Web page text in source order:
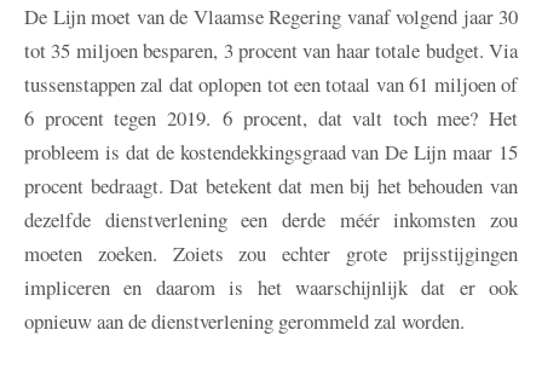
De Lijn moet van de Vlaamse Regering vanaf volgend jaar 30
tot 35 miljoen besparen, 3 procent van haar totale budget. Via
tussenstappen zal dat oplopen tot een totaal van 61 miljoen of
6 procent tegen 2019. 6 procent, dat valt toch mee? Het
probleem is dat de kostendekkingsgraad van De Lijn maar 15
procent bedraagt. Dat betekent dat men bij het behouden van
dezelfde dienstverlening een derde méér inkomsten zou
moeten zoeken. Zoiets zou echter grote prijsstijgingen
impliceren en daarom is het waarschijnlijk dat er ook
opnieuw aan de dienstverlening gerommeld zal worden.